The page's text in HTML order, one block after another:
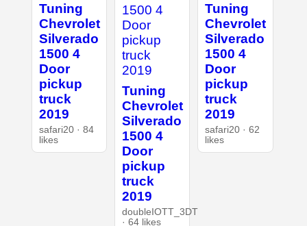
Tuning
Chevrolet
Silverado
1500 4
Door
pickup
truck
2019
safari20 · 84
likes
Tuning
Chevrolet
Silverado
1500 4
Door
pickup
truck
2019
doubleIOTT_3DT
· 64 likes
Tuning
Chevrolet
Silverado
1500 4
Door
pickup
truck
2019
safari20 · 62
likes